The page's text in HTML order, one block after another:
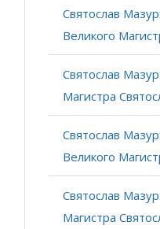
Святослав
Великого
Святослав
Магистра
Святослав
Великого
Святослав
Магистра